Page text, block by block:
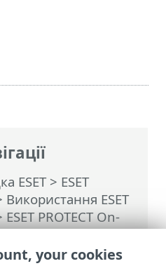
ESET> ESET
Використання ESET
ESET PROTECT On-
>Завдання>
Синхронізувати
your cookies